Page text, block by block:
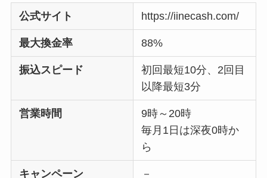
公式サイト https://iinecash.com/
最大換金率 88%
振込スピード
初回最短10分、2回目
以降最短3分
営業時間
9時～20時
毎月1日は深夜0時か
ら
キャンペーン －